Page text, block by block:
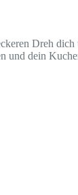
Dreh
und dein